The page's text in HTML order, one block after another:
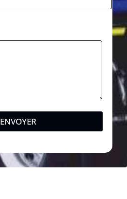
t
ENVOYER